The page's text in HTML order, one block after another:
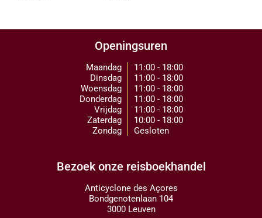
Openingsuren
Maandag
Dinsdag
Woensdag
Donderdag
Vrijdag
Zaterdag
Zondag
11:00 - 18:00
11:00 - 18:00
11:00 - 18:00
11:00 - 18:00
11:00 - 18:00
10:00 - 18:00
Gesloten
Bezoek onze reisboekhandel
Anticyclone des Açores
Bondgenotenlaan 104
3000 Leuven